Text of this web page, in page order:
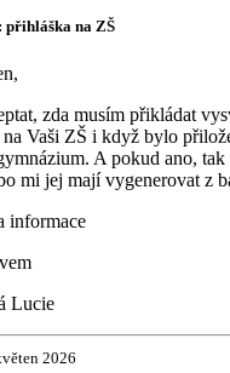
na ZŠ
zda musím přikládat
na Vaši ZŠ i když bylo
A pokud ano, tak
mi jej mají vygenerovat z
informace
Lucie
2026